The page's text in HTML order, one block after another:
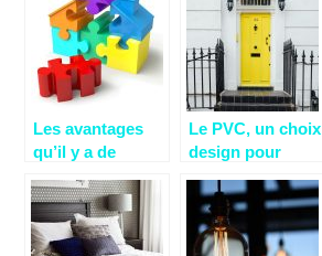
Les avantages
qu’il y a de
propre maison
Le PVC, un choix
design pour
d’entrée